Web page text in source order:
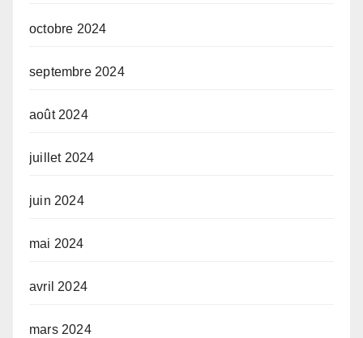
octobre 2024
septembre 2024
août 2024
juillet 2024
juin 2024
mai 2024
avril 2024
mars 2024